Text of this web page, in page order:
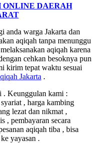
ONLINE DAERAH
anda warga Jakarta dan
aqiqah tanpa menunggu
aqiqah karena
cehkan besoknya pun
kirim tepat waktu sesuai
Jakarta .
Keunggulan kami :
, harga kambing
lezat dan nikmat ,
, pembayaran secara
aqiqah tiba , bisa
yayasan .